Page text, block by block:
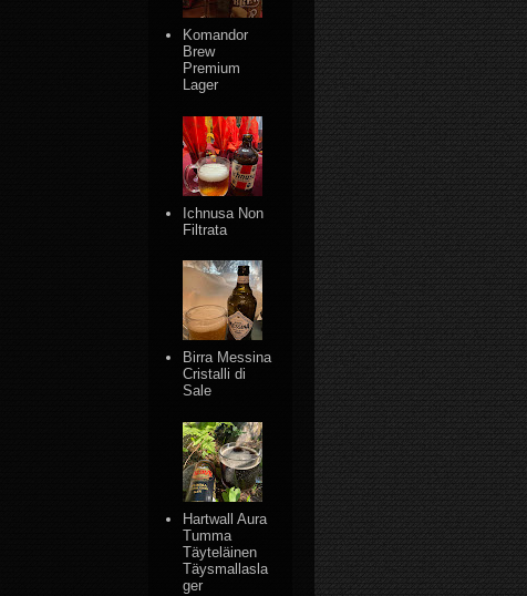
Komandor
Brew
Premium
Lager
Ichnusa Non
Filtrata
Birra Messina
Cristalli di
Sale
Hartwall Aura
Tumma
Täyteläinen
Täysmallasla
ger